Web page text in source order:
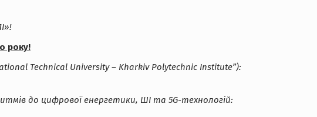
року!
Technical University – Kharkiv Polytechnic Institute”):
до цифрової енергетики, ШІ та 5G-технологій: